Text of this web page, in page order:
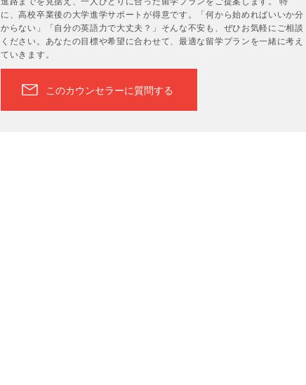
に、高校卒業後の大学進学サポートが得意です。「何から始めればいいか分
からない」「自分の英語力で大丈夫？」そんな不安も、ぜひお気軽にご相談
ください。あなたの目標や希望に合わせて、最適な留学プランを一緒に考え
ていきます。
このカウンセラーに質問する